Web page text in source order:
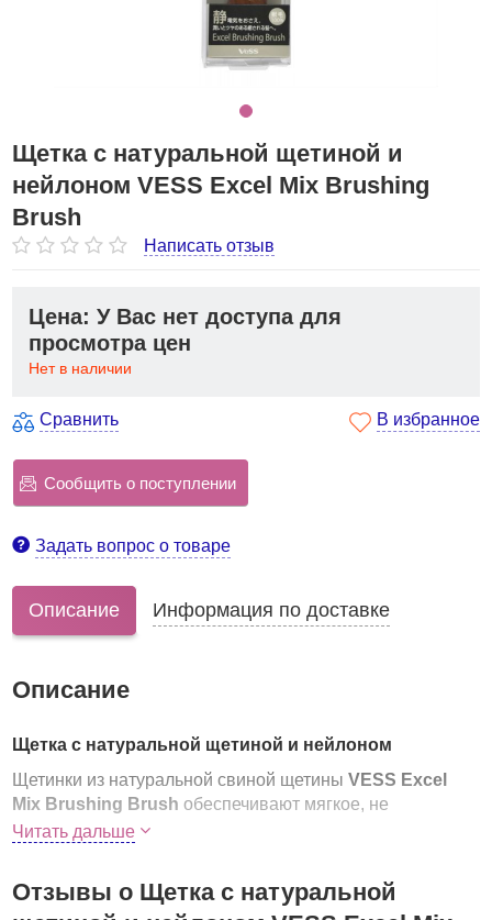
Щетка с натуральной щетиной и
нейлоном VESS Excel Mix Brushing
Brush
Написать отзыв
Цена: У Вас нет доступа для
просмотра цен
Нет в наличии
Сравнить В избранное
Сообщить о поступлении
Задать вопрос о товаре
Описание Информация по доставке
Описание
Щетка с натуральной щетиной и нейлоном
Щетинки из натуральной свиной щетиныVESS Excel
Mix Brushing Brush обеспечивают мягкое, не
травмирующее кожу головы и волосы прикосновение,
густого, не редкого расположения), подходят для
Читать дальше
Отзывы о Щетка с натуральной